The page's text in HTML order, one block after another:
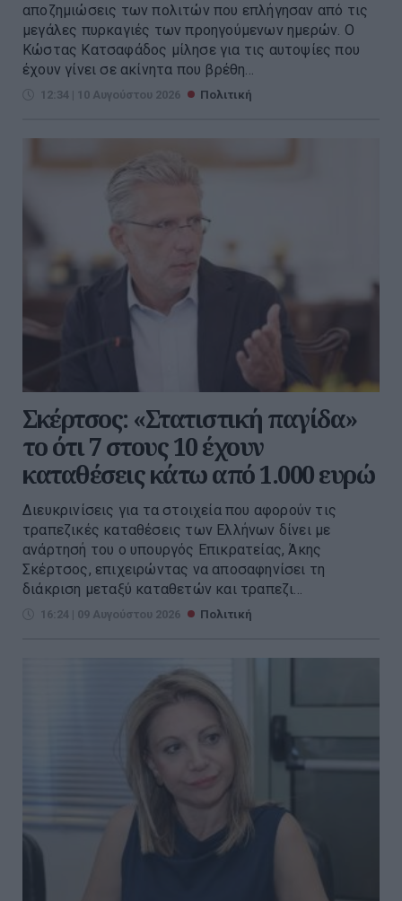
αποζημιώσεις των πολιτών που επλήγησαν από τις
μεγάλες πυρκαγιές των προηγούμενων ημερών. Ο
Κώστας Κατσαφάδος μίλησε για τις αυτοψίες που
έχουν γίνει σε ακίνητα που βρέθη...
12:34 | 10 Αυγούστου 2026 Πολιτική
Σκέρτσος: «Στατιστική παγίδα»
το ότι 7 στους 10 έχουν
καταθέσεις κάτω από 1.000 ευρώ
Διευκρινίσεις για τα στοιχεία που αφορούν τις
τραπεζικές καταθέσεις των Ελλήνων δίνει με
ανάρτησή του ο υπουργός Επικρατείας, Άκης
Σκέρτσος, επιχειρώντας να αποσαφηνίσει τη
διάκριση μεταξύ καταθετών και τραπεζι...
16:24 | 09 Αυγούστου 2026 Πολιτική